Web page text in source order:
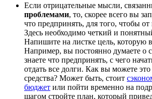
Если отрицательные мысли,
проблемами, то, скорее всего вы
что предпринять, для того, чтобы от
Здесь необходимо четкий и
Напишите на листке цель, которую
Например, вы постоянно думаете о
знаете что предпринять, с чего
отдать все долги. Как вы можете это
средства? Может быть, стоит
бюджет или пойти временно на
шагом стройте план, который